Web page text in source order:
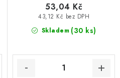
Skladem (30 ks)
43,12 Kč bez DPH
53,04 Kč